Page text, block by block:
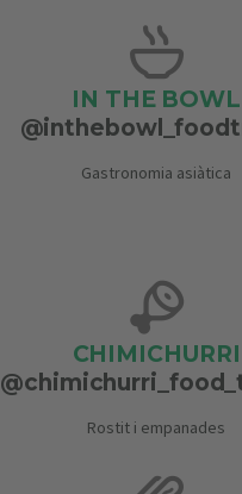
IN THE BOWL
Gastronomia asiàtica
CHIMICHURRI
Rostit i empanades